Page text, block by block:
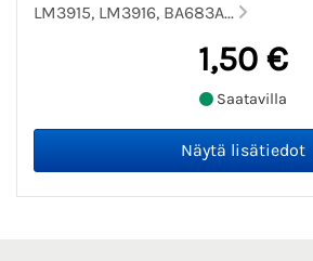
LM3915, LM3916, BA683A...
1,50 €
Saatavilla